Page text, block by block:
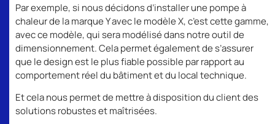
Par exemple, si nous décidons d’installer une pompe à
chaleur de la marque Y avec le modèle X, c’est cette gamme,
avec ce modèle, qui sera modélisé dans notre outil de
dimensionnement. Cela permet également de s’assurer
que le design est le plus fiable possible par rapport au
comportement réel du bâtiment et du local technique.
Et cela nous permet de mettre à disposition du client des
solutions robustes et maîtrisées.